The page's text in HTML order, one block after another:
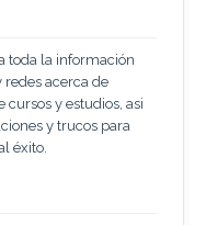
toda la información
redes acerca de
cursos y estudios, asi
y trucos para
éxito.